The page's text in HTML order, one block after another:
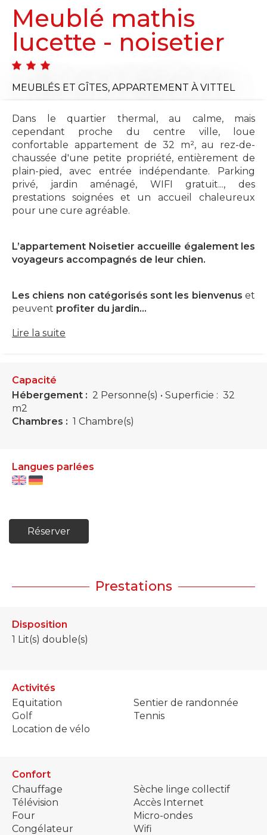
Meublé mathis
lucette - noisetier
MEUBLÉS ET GÎTES, APPARTEMENT À VITTEL
Dans le quartier thermal, au calme, mais
cependant proche du centre ville, loue
confortable appartement de 32 m², au rez-de-
chaussée d'une petite propriété, entièrement de
plain-pied, avec entrée indépendante. Parking
privé, jardin aménagé, WIFI gratuit..., des
prestations soignées et un accueil chaleureux
pour une cure agréable.
L’appartement Noisetier accueille également les
voyageurs accompagnés de leur chien.
Les chiens non catégorisés sont les bienvenus et
peuvent profiter du jardin...
Lire la suite
Capacité
Hébergement : 2 Personne(s) • Superficie : 32
m2
Chambres : 1 Chambre(s)
Langues parlées
Réserver
Prestations
Disposition
1 Lit(s) double(s)
Activités
Equitation
Golf
Location de vélo
Sentier de randonnée
Tennis
Confort
Chauffage
Télévision
Four
Congélateur
Sèche linge collectif
Accès Internet
Micro-ondes
Wifi